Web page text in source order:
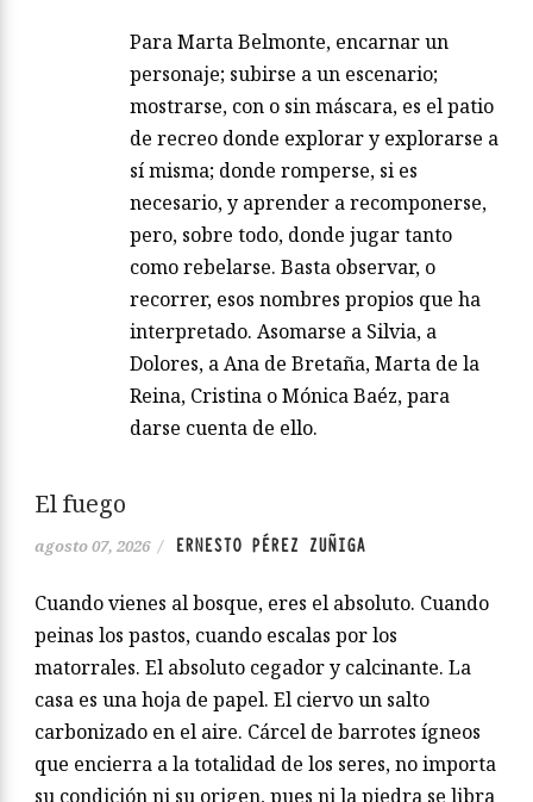
Para Marta Belmonte, encarnar un
personaje; subirse a un escenario;
mostrarse, con o sin máscara, es el patio
de recreo donde explorar y explorarse a
sí misma; donde romperse, si es
necesario, y aprender a recomponerse,
pero, sobre todo, donde jugar tanto
como rebelarse. Basta observar, o
recorrer, esos nombres propios que ha
interpretado. Asomarse a Silvia, a
Dolores, a Ana de Bretaña, Marta de la
Reina, Cristina o Mónica Baéz, para
darse cuenta de ello.
El fuego
agosto 07, 2026 / ERNESTO PÉREZ ZUÑIGA
Cuando vienes al bosque, eres el absoluto. Cuando
peinas los pastos, cuando escalas por los
matorrales. El absoluto cegador y calcinante. La
casa es una hoja de papel. El ciervo un salto
carbonizado en el aire. Cárcel de barrotes ígneos
que encierra a la totalidad de los seres, no importa
su condición ni su origen, pues ni la piedra se libra